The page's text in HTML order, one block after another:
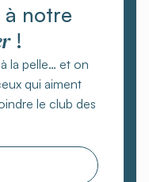
à notre
!
la pelle… et on
qui aiment
le club des